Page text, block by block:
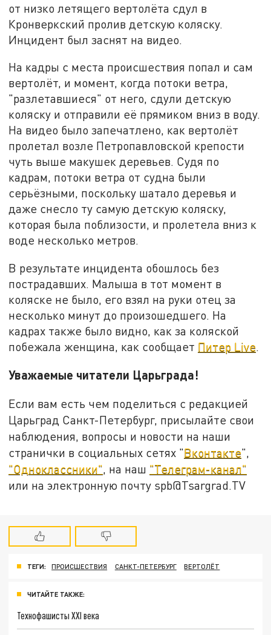
от низко летящего вертолёта сдул в
Кронверкский пролив детскую коляску.
Инцидент был заснят на видео.
На кадры с места происшествия попал и сам
вертолёт, и момент, когда потоки ветра,
"разлетавшиеся" от него, сдули детскую
коляску и отправили её прямиком вниз в воду.
На видео было запечатлено, как вертолёт
пролетал возле Петропавловской крепости
чуть выше макушек деревьев. Судя по
кадрам, потоки ветра от судна были
серьёзными, поскольку шатало деревья и
даже снесло ту самую детскую коляску,
которая была поблизости, и пролетела вниз к
воде несколько метров.
В результате инцидента обошлось без
пострадавших. Малыша в тот момент в
коляске не было, его взял на руки отец за
несколько минут до произошедшего. На
кадрах также было видно, как за коляской
побежала женщина, как сообщает Питер Live.
Уважаемые читатели Царьграда!
Если вам есть чем поделиться с редакцией
Царьград Санкт-Петербург, присылайте свои
наблюдения, вопросы и новости на наши
странички в социальных сетях "Вконтакте",
"Одноклассники" , на наш "Телеграм-канал"
или на электронную почту spb@Tsargrad.TV
ТЕГИ: ПРОИСШЕСТВИЯ САНКТ-ПЕТЕРБУРГ ВЕРТОЛЁТ
ЧИТАЙТЕ ТАКЖЕ:
Технофашисты XXI века